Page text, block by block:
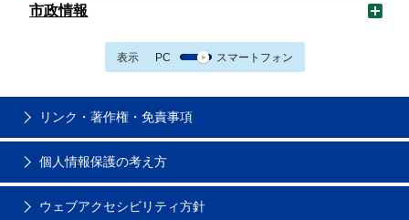
市政情報
表示 PC スマートフォン
リンク・著作権・免責事項
個人情報保護の考え方
ウェブアクセシビリティ方針